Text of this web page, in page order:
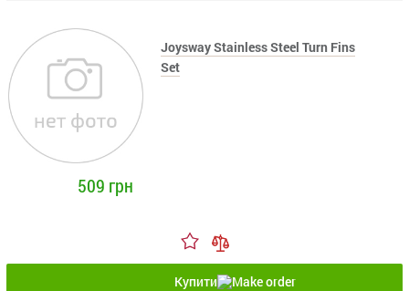
Joysway Stainless Steel Turn Fins
Set
509 грн
Купити